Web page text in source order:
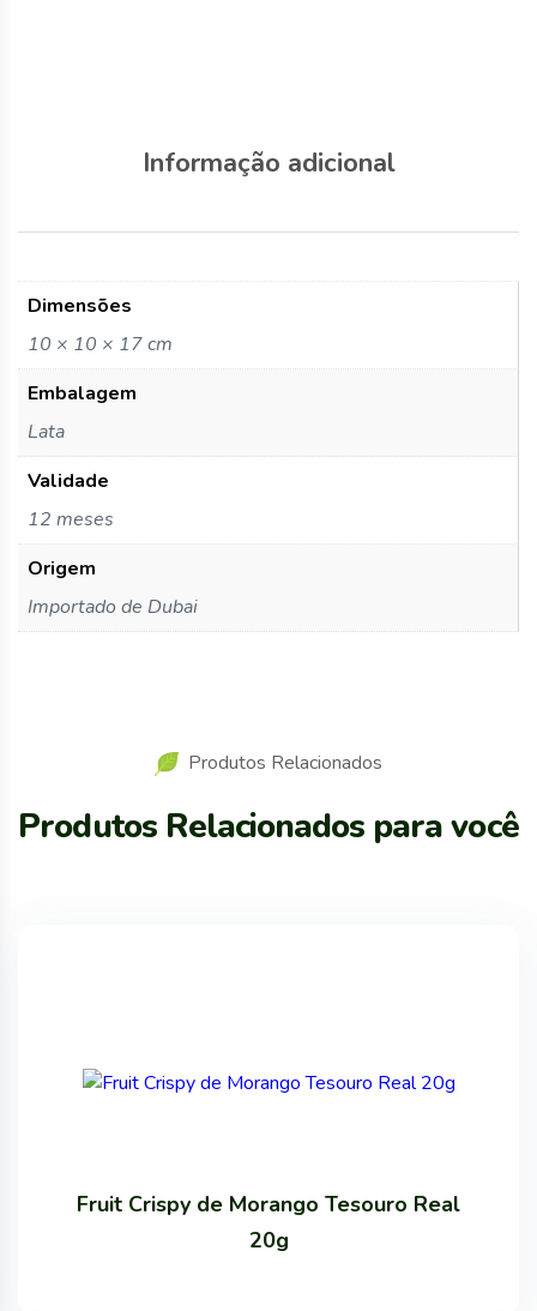
Informação adicional
Dimensões
10 × 10 × 17 cm
Embalagem
Lata
Validade
12 meses
Origem
Importado de Dubai
Produtos Relacionados
Produtos Relacionados para você
Fruit Crispy de Morango Tesouro Real
20g